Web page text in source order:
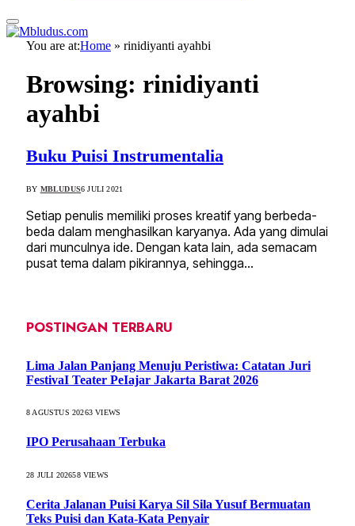
You are at:Home » rinidiyanti ayahbi
Browsing: rinidiyanti
ayahbi
Buku Puisi Instrumentalia
BY MBLUDUS6 JULI 2021
Setiap penulis memiliki proses kreatif yang berbeda-
beda dalam menghasilkan karyanya. Ada yang dimulai
dari munculnya ide. Dengan kata lain, ada semacam
pusat tema dalam pikirannya, sehingga…
POSTINGAN TERBARU
Lima Jalan Panjang Menuju Peristiwa: Catatan Juri
FestivaI Teater PeIajar Jakarta Barat 2026
8 AGUSTUS 20263VIEWS
IPO Perusahaan Terbuka
28 JULI 202658VIEWS
Cerita Jalanan Puisi Karya Sil Sila Yusuf Bermuatan
Teks Puisi dan Kata-Kata Penyair